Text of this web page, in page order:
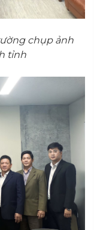
chụp ảnh
tỉnh